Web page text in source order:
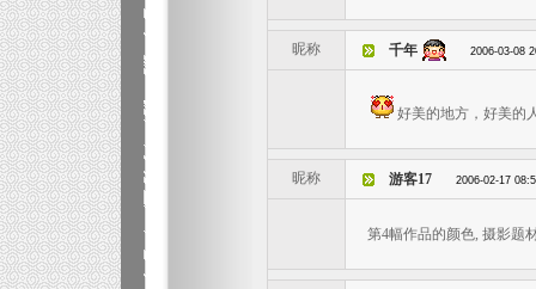
昵称 千年 2006-03-08
好美的地方，好美的
昵称 游客17 2006-02-17
第4幅作品的颜色, 摄影题